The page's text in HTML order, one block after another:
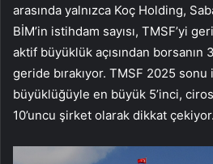
arasında yalnızca Koç Holding,
BİM’in istihdam sayısı, TMSF’yi
aktif büyüklük açısından borsanın
geride bırakıyor. TMSF 2025 sonu
büyüklüğüyle en büyük 5’inci,
10’uncu şirket olarak dikkat çekiyor.